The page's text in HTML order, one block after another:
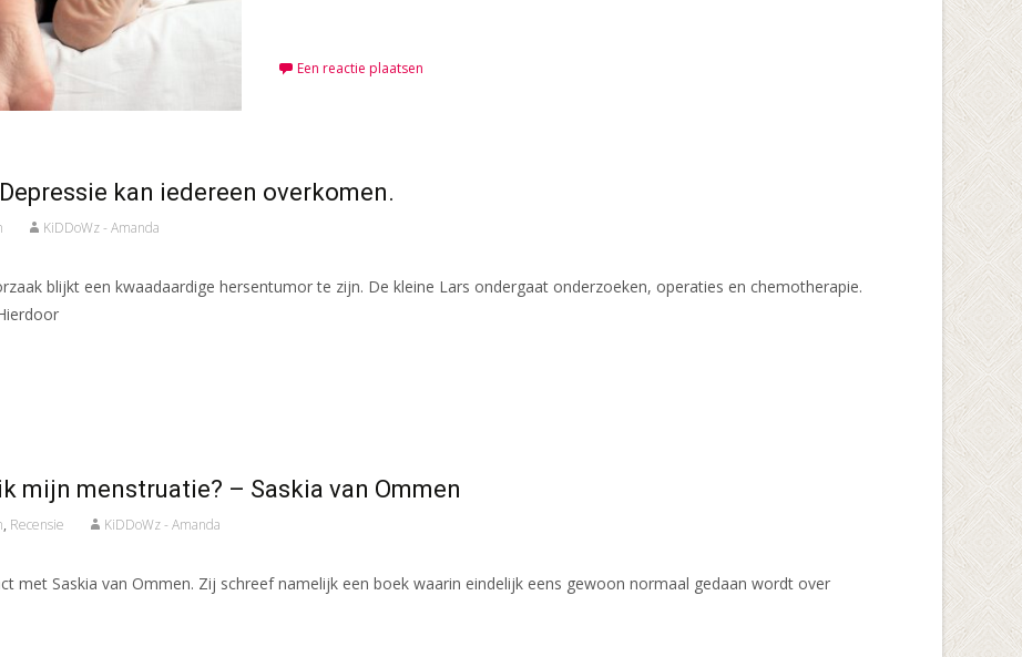
Een reactie plaatsen
kan iedereen overkomen.
KiDDoWz - Amanda
blijkt een kwaadaardige hersentumor te zijn. De kleine Lars ondergaat onderzoeken, operaties en chemotherapie.
mijn menstruatie? – Saskia van Ommen
, Recensie KiDDoWz - Amanda
met Saskia van Ommen. Zij schreef namelijk een boek waarin eindelijk eens gewoon normaal gedaan wordt over